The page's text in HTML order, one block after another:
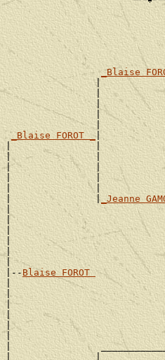
_Blaise
|
|
|
|
|
_Blaise FOROT _|
|               |
|               |
|               |
|               |
|               |               |
|               | _Jeanne
|
|                               |
|
|
|
|
|-- Blaise FOROT
|
|
|
|
|
|                               |
|
|               |